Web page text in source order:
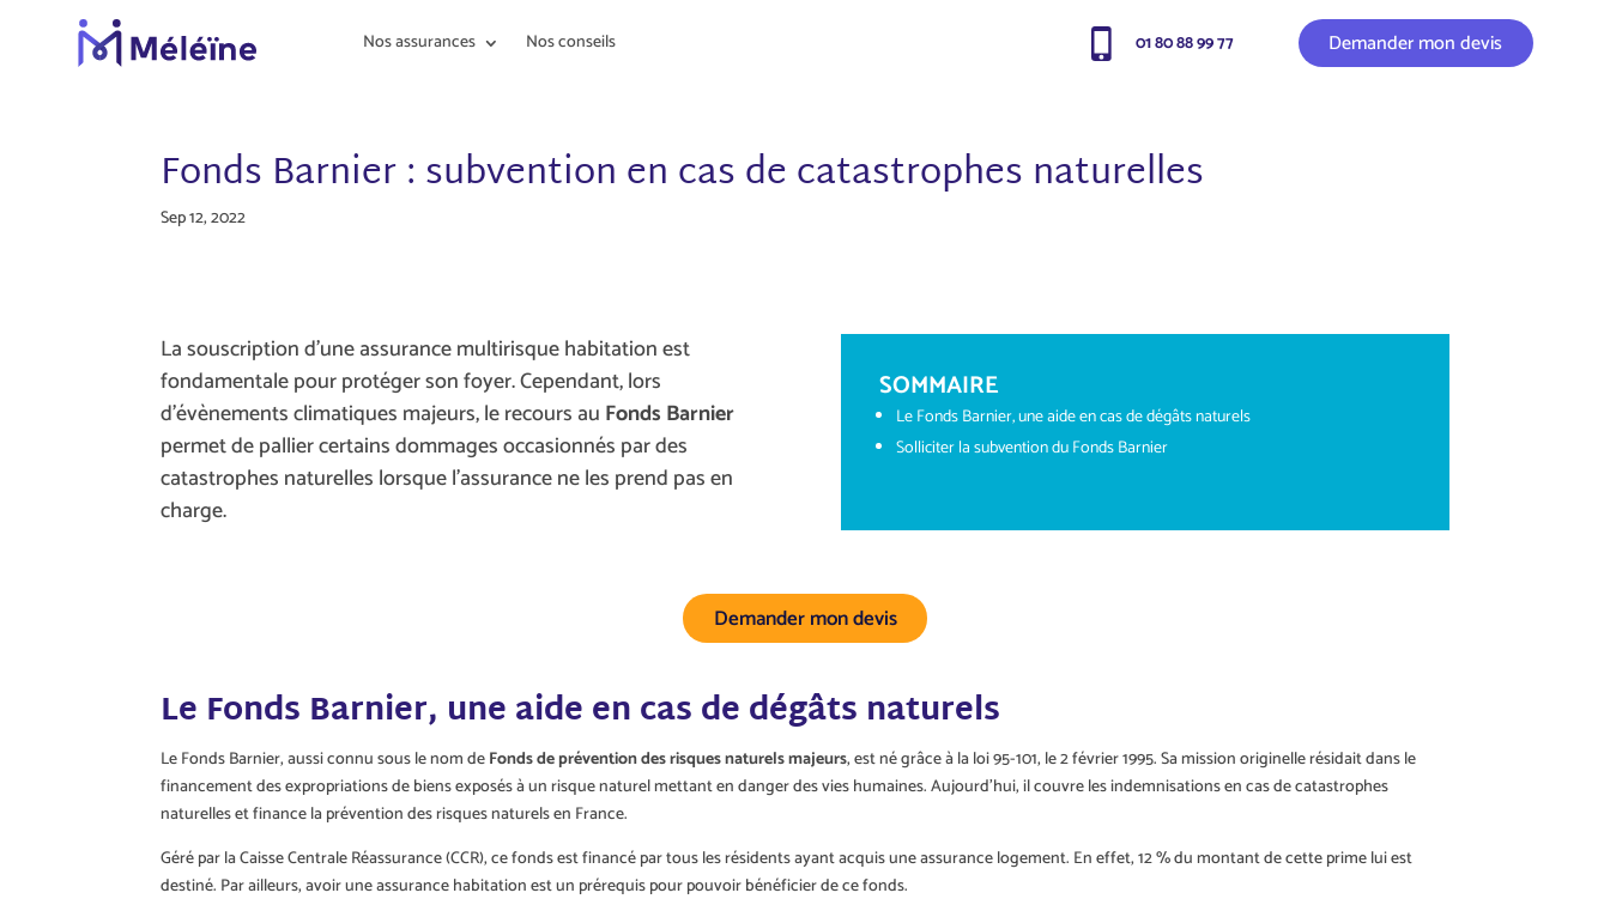
Nos assurances Nos conseils 01 80 88 99 77 Demander mon devis
Fonds Barnier : subvention en cas de catastrophes naturelles
Sep 12, 2022
La souscription d’une assurance multirisque habitation est
fondamentale pour protéger son foyer. Cependant, lors
d’évènements climatiques majeurs, le recours au Fonds Barnier
permet de pallier certains dommages occasionnés par des
catastrophes naturelles lorsque l’assurance ne les prend pas en
charge.
SOMMAIRE
Le Fonds Barnier, une aide en cas de dégâts naturels
Solliciter la subvention du Fonds Barnier
Demander mon devis
Le Fonds Barnier, une aide en cas de dégâts naturels
Le Fonds Barnier, aussi connu sous le nom deFonds de prévention des risques naturels majeurs, est né grâce à la loi 95-101, le 2 février 1995. Sa mission originelle résidait dans le
financement des expropriations de biens exposés à un risque naturel mettant en danger des vies humaines. Aujourd’hui, il couvre les indemnisations en cas de catastrophes
naturelles et finance la prévention des risques naturels en France.
Géré par la Caisse Centrale Réassurance (CCR), ce fonds est financé par tous les résidents ayant acquis une assurance logement. En effet, 12 % du montant de cette prime lui est
destiné. Par ailleurs, avoir une assurance habitation est un prérequis pour pouvoir bénéficier de ce fonds.